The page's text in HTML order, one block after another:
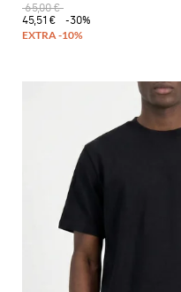
65,00 €
45,51 €
-30%